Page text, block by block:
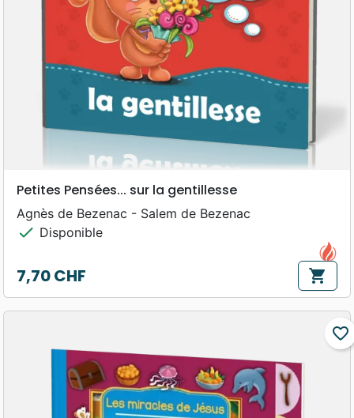
Petites Pensées... sur la gentillesse
Agnès de Bezenac - Salem de Bezenac
check Disponible
Prix
7,70 CHF shopping_cart
favorite_border